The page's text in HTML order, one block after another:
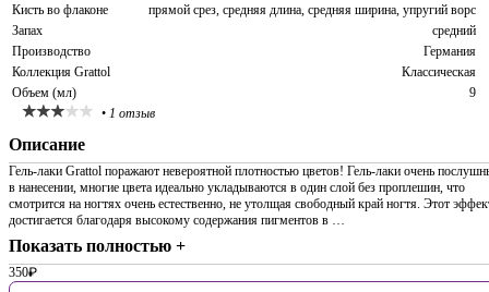
Кисть во флаконе
прямой срез, средняя длина, средняя ширина, упругий ворс
Запах
средний
Производство
Германия
Коллекция Grattol
Классическая
Объем (мл)
9
• 1 отзыв
Описание
Гель-лаки Grattol поражают невероятной плотностью цветов! Гель-лаки очень
в нанесении, многие цвета идеально укладываются в один слой без проплешин, что
смотрится на ногтях очень естественно, не утолщая свободный край ногтя. Этот
достигается благодаря высокому содержания пигментов в …
Показать полностью +
350₽